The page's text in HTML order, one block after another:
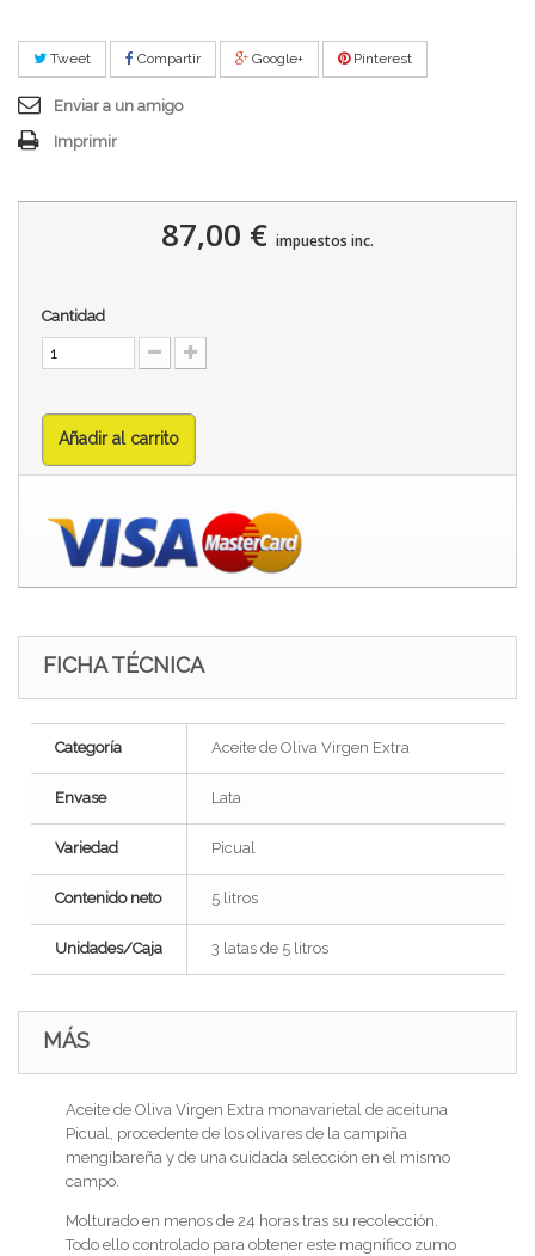
Tweet Compartir Google+ Pinterest
Enviar a un amigo
Imprimir
87,00 € impuestos inc.
Cantidad
Añadir al carrito
FICHA TÉCNICA
Categoría Aceite de Oliva Virgen Extra
Envase Lata
Variedad Picual
Contenido neto 5 litros
Unidades/Caja 3 latas de 5 litros
MÁS
Aceite de Oliva Virgen Extra monavarietal de aceituna
Picual, procedente de los olivares de la campiña
mengibareña y de una cuidada selección en el mismo
campo.
Molturado en menos de 24 horas tras su recolección.
Todo ello controlado para obtener este magnífico zumo